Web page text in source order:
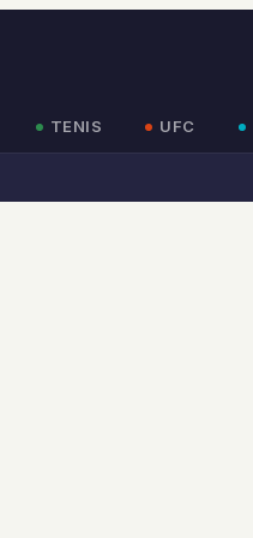
TENIS UFC